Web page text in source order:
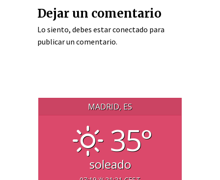
Dejar un comentario
Lo siento, debes estarconectado para
publicar un comentario.
MADRID, ES
35°
soleado